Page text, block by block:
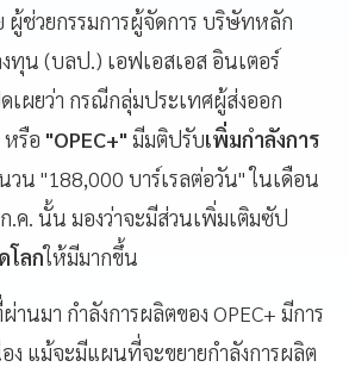
ผู้ช่วยกรรมการผู้จัดการ บริษัทหลัก
ทุน (บลป.) เอฟเอสเอส อินเตอร์
เผยว่า กรณีกลุ่มประเทศผู้ส่งออก
รือ "OPEC+" มีมติปรับเพิ่มกำลังการ
วน "188,000 บาร์เรลต่อวัน" ในเดือน
.ค. นั้น มองว่าจะมีส่วนเพิ่มเติมซัป
โลกให้มีมากขึ้น
นมา กำลังการผลิตของ OPEC+ มีการ
ง แม้จะมีแผนที่จะขยายกำลังการผลิต